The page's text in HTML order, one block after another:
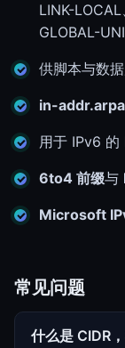
LINK-LOCAL
GLOBAL-
供脚本与数
in-addr.arpa
用于 IPv6 的
6to4 前缀与
Microsoft
常见问题
什么是 CIDR